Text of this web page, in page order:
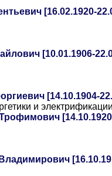
[16.02.1920-
[10.01.1906-
[14.10.1904-
и